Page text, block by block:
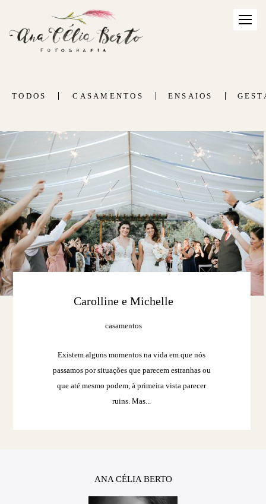
TODOS CASAMENTOS ENSAIOS
Carolline e Michelle
casamentos
Existem alguns momentos na vida em que nós
passamos por situações que parecem estranhas ou
que até mesmo podem, à primeira vista parecer
ruins. Mas...
ANA CÉLIA BERTO